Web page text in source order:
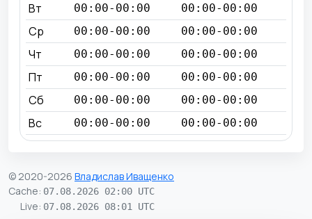
Вт 00:00-00:00 00:00-00:00
Ср 00:00-00:00 00:00-00:00
Чт 00:00-00:00 00:00-00:00
Пт 00:00-00:00 00:00-00:00
Сб 00:00-00:00 00:00-00:00
Вс 00:00-00:00 00:00-00:00
© 2020-2026 Владислав Иващенко
Cache: 07.08.2026 02:00 UTC
Live: 07.08.2026 08:01 UTC